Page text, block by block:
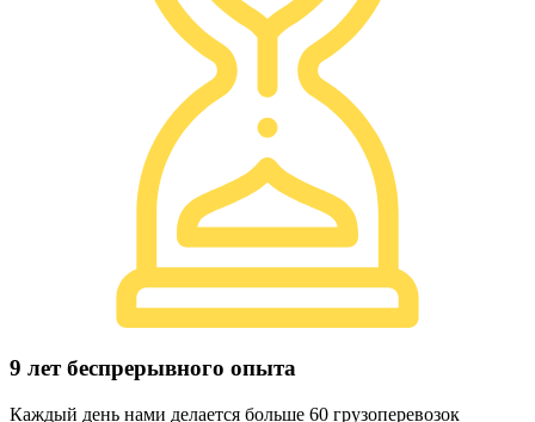
9 лет беспрерывного опыта
Каждый день нами делается больше 60 грузоперевозок